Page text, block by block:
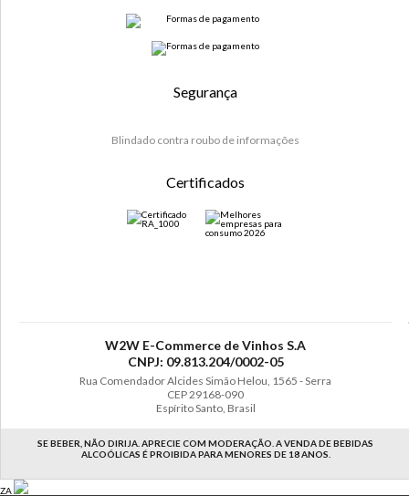
Segurança
Blindado contra roubo de informações
Certificados
W2W E-Commerce de Vinhos S.A
CNPJ: 09.813.204/0002-05
Rua Comendador Alcides Simão Helou, 1565 - Serra
CEP 29168-090
Espírito Santo, Brasil
SE BEBER, NÃO DIRIJA. APRECIE COM MODERAÇÃO. A VENDA DE BEBIDAS
ALCOÓLICAS É PROIBIDA PARA MENORES DE 18 ANOS.
ZA